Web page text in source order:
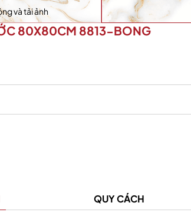
và tải ảnh
80X80CM 8813-BONG
QUY CÁCH